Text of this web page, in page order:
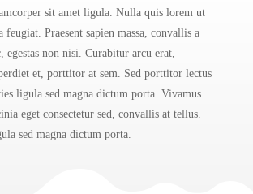
sit amet ligula. Nulla quis lorem ut
feugiat. Praesent sapien massa, convallis a
egestas non nisi. Curabitur arcu erat,
et, porttitor at sem. Sed porttitor lectus
ligula sed magna dictum porta. Vivamus
eget consectetur sed, convallis at tellus.
sed magna dictum porta.